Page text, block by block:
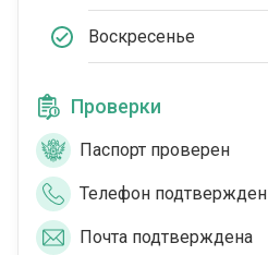
Воскресенье
Проверки
Паспорт проверен
Телефон подтвержден
Почта подтверждена